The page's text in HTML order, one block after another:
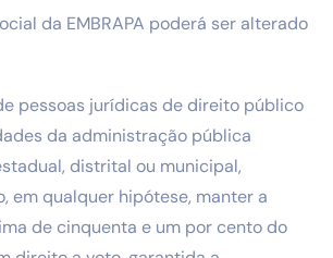
da EMBRAPA poderá ser alterado
pessoas jurídicas de direito público
da administração pública
distrital ou municipal,
em qualquer hipótese, manter a
de cinquenta e um por cento do